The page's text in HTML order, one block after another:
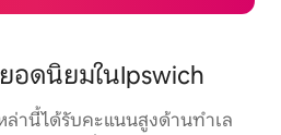
ดนิยมในIpswich
ล่านี้ได้รับคะแนนสูงด้านทำเล